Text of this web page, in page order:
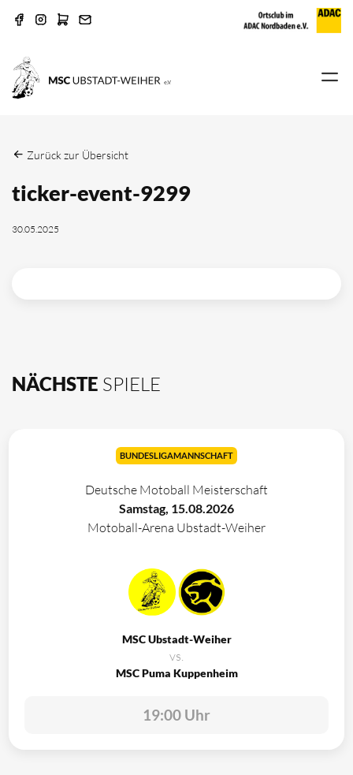
Zurück zur Übersicht
ticker-event-9299
30.05.2025
NÄCHSTE SPIELE
BUNDESLIGAMANNSCHAFT
Deutsche Motoball Meisterschaft
Samstag, 15.08.2026
Motoball-Arena Ubstadt-Weiher
MSC Ubstadt-Weiher
vs.
MSC Puma Kuppenheim
19:00 Uhr